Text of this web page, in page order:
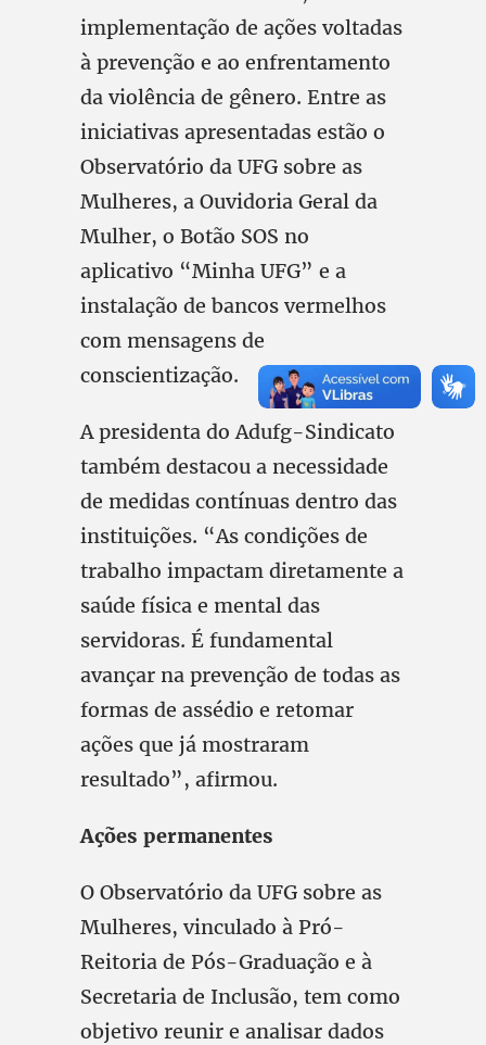
implementação de ações voltadas
à prevenção e ao enfrentamento
da violência de gênero. Entre as
iniciativas apresentadas estão o
Observatório da UFG sobre as
Mulheres, a Ouvidoria Geral da
Mulher, o Botão SOS no
aplicativo “Minha UFG” e a
instalação de bancos vermelhos
com mensagens de
conscientização.
A presidenta do Adufg-Sindicato
também destacou a necessidade
de medidas contínuas dentro das
instituições. “As condições de
trabalho impactam diretamente a
saúde física e mental das
servidoras. É fundamental
avançar na prevenção de todas as
formas de assédio e retomar
ações que já mostraram
resultado”, afirmou.
Ações permanentes
O Observatório da UFG sobre as
Mulheres, vinculado à Pró-
Reitoria de Pós-Graduação e à
Secretaria de Inclusão, tem como
objetivo reunir e analisar dados